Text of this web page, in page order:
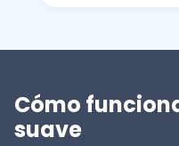
Cómo
suave